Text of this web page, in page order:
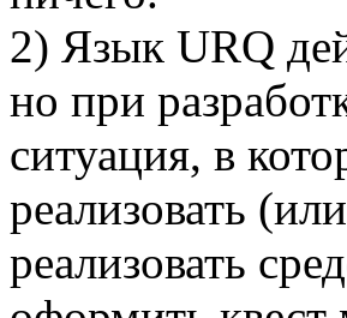
2) Язык URQ
но при
ситуация, в
реализовать
реализовать